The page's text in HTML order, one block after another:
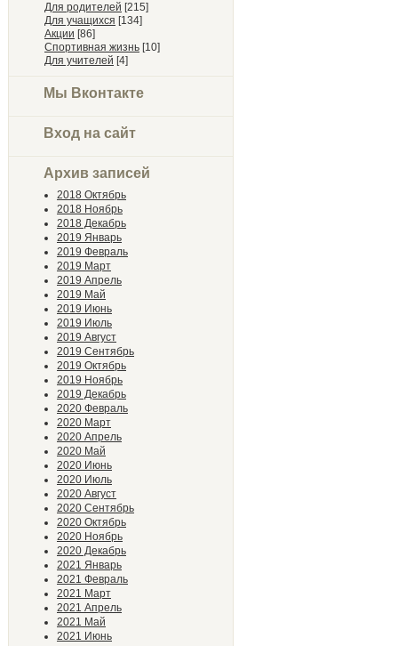
Для родителей [215]
Для учащихся [134]
Акции [86]
Спортивная жизнь [10]
Для учителей [4]
Мы Вконтакте
Вход на сайт
Архив записей
2018 Октябрь
2018 Ноябрь
2018 Декабрь
2019 Январь
2019 Февраль
2019 Март
2019 Апрель
2019 Май
2019 Июнь
2019 Июль
2019 Август
2019 Сентябрь
2019 Октябрь
2019 Ноябрь
2019 Декабрь
2020 Февраль
2020 Март
2020 Апрель
2020 Май
2020 Июнь
2020 Июль
2020 Август
2020 Сентябрь
2020 Октябрь
2020 Ноябрь
2020 Декабрь
2021 Январь
2021 Февраль
2021 Март
2021 Апрель
2021 Май
2021 Июнь